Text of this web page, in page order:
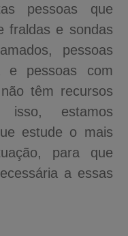
pessoas que
fraldas e sondas
pessoas
e pessoas com
têm recursos
isso, estamos
estude o mais
para que
a essas